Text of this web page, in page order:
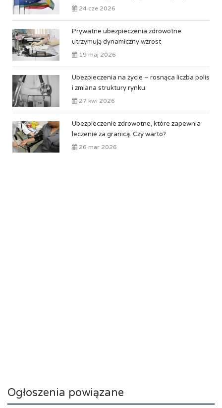
24 cze 2026
Prywatne ubezpieczenia zdrowotne
utrzymują dynamiczny wzrost
19 maj 2026
Ubezpieczenia na życie – rosnąca liczba polis
i zmiana struktury rynku
27 kwi 2026
Ubezpieczenie zdrowotne, które zapewnia
leczenie za granicą. Czy warto?
26 mar 2026
Ogłoszenia powiązane